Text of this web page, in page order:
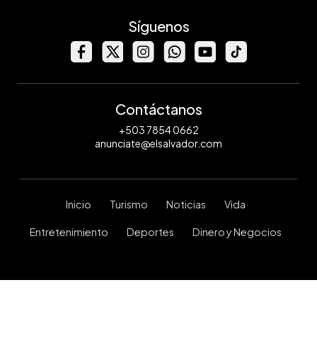
Síguenos
Contáctanos
+503 7854 0662
anunciate@elsalvador.com
Inicio Turismo Noticias Vida
Entretenimiento Deportes Dinero y Negocios